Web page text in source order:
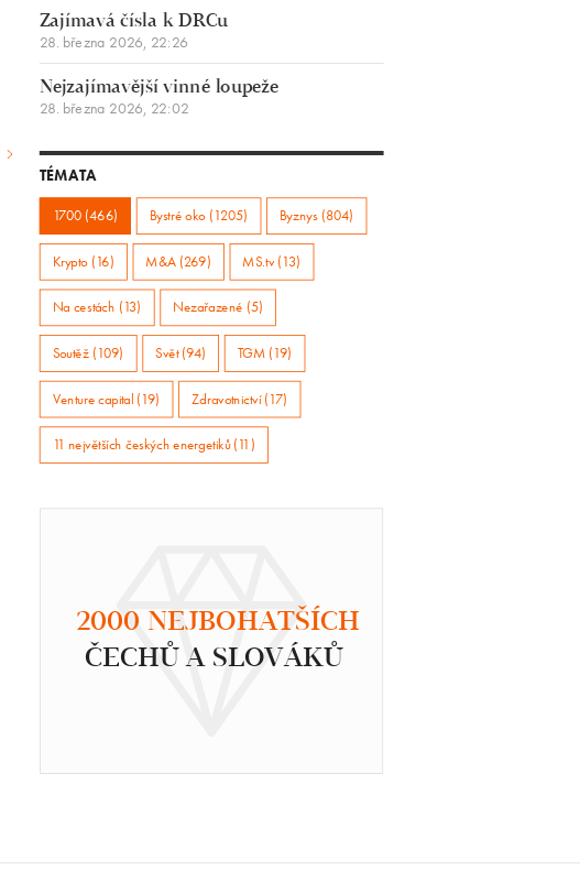
Zajímavá čísla k DRCu
28. března 2026, 22:26
Nejzajímavější vinné loupeže
28. března 2026, 22:02
TÉMATA
1700 (466) Bystré oko (1205) Byznys (804)
Krypto (16) M&A (269) MS.tv (13)
Na cestách (13) Nezařazené (5)
Soutěž (109) Svět (94) TGM (19)
Venture capital (19) Zdravotnictví (17)
11 největších českých energetiků (11)
2000 NEJBOHATŠÍCH
ČECHŮ A SLOVÁKŮ